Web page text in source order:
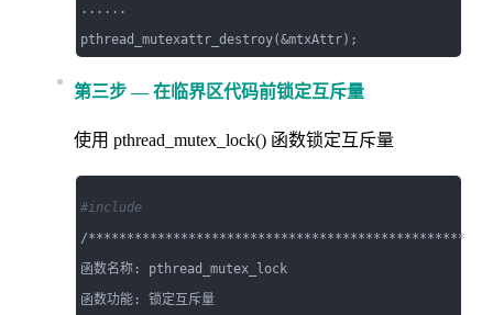
......
第三步 — 在临界区代码前锁定互斥量
使用 pthread_mutex_lock() 函数锁定互斥量
#include
/*************************************************
函数名称: pthread_mutex_lock
函数功能: 锁定互斥量